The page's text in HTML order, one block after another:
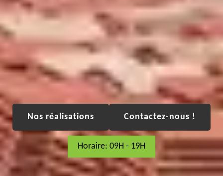
Nos réalisations Contactez-nous !
Horaire: 09H - 19H